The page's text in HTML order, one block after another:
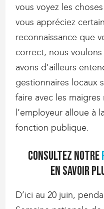
vous voyez les
vous appréciez
reconnaissance que
correct, nous voulons
avons d’ailleurs
gestionnaires locaux
faire avec les
l’employeur alloue à
fonction publique.
Consultez notre
en savoir
D’ici au 20 juin,